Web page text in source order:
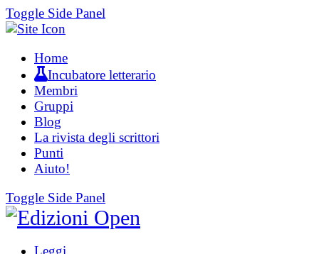
Toggle Side Panel
Home
Incubatore letterario
Membri
Gruppi
Blog
La rivista degli scrittori
Punti
Aiuto!
Toggle Side Panel
Leggi